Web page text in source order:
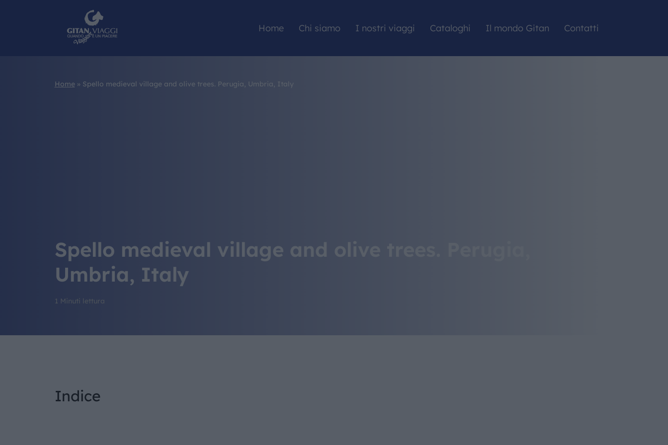
Home Chi siamo I nostri viaggi Cataloghi Il mondo Gitan Contatti
CONTATTI
Home » Spello medieval village and olive trees. Perugia, Umbria, Italy
Spello medieval village and olive trees. Perugia,
Umbria, Italy
1 Minuti lettura
Indice